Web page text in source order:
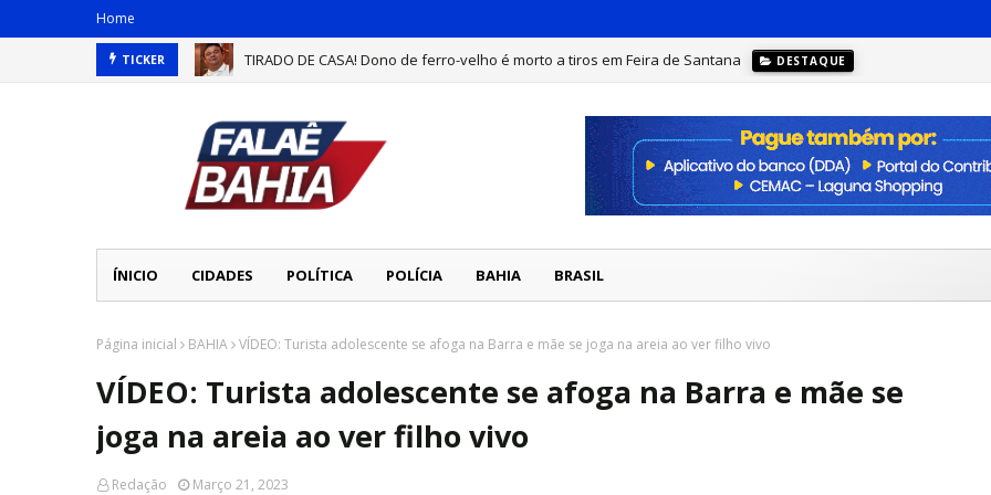
Home
TICKER TIRADO DE CASA! Dono de ferro-velho é morto a tiros em Feira de Santana DESTAQUE
ÍNICIO CIDADES POLÍTICA POLÍCIA BAHIA BRASIL
Página inicial BAHIA VÍDEO: Turista adolescente se afoga na Barra e mãe se joga na areia ao ver filho vivo
VÍDEO: Turista adolescente se afoga na Barra e mãe se
joga na areia ao ver filho vivo
Redação Março 21, 2023